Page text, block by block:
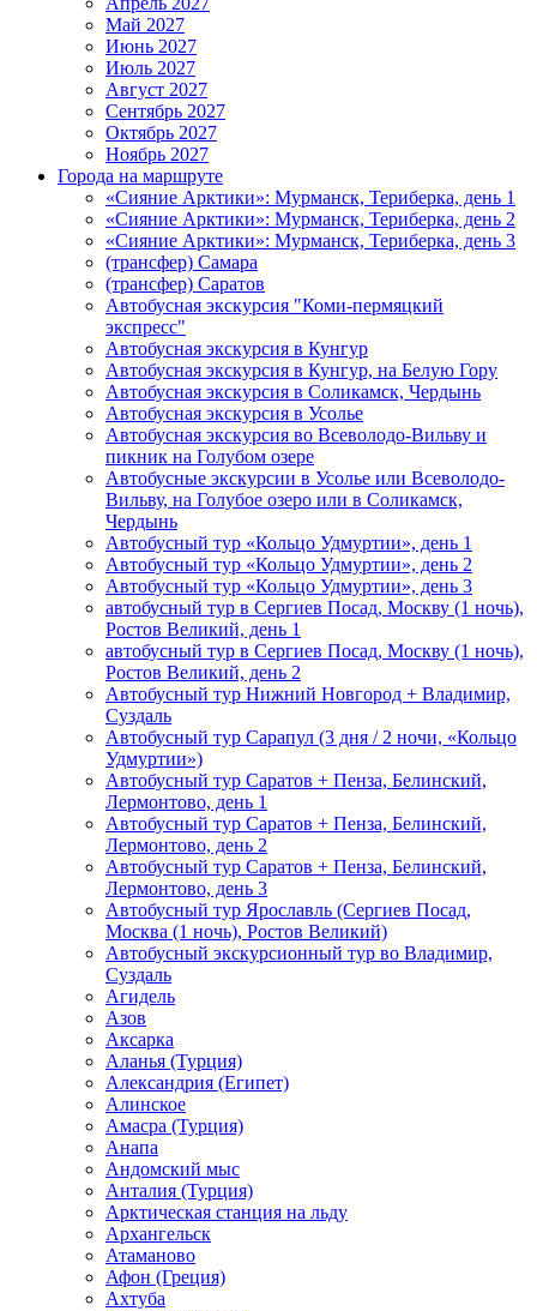
Май 2027
Июнь 2027
Июль 2027
Август 2027
Сентябрь 2027
Октябрь 2027
Ноябрь 2027
Города на маршруте
«Сияние Арктики»: Мурманск, Териберка, день 1
«Сияние Арктики»: Мурманск, Териберка, день 2
«Сияние Арктики»: Мурманск, Териберка, день 3
(трансфер) Самара
(трансфер) Саратов
Автобусная экскурсия "Коми-пермяцкий
экспресс"
Автобусная экскурсия в Кунгур
Автобусная экскурсия в Кунгур, на Белую Гору
Автобусная экскурсия в Соликамск, Чердынь
Автобусная экскурсия в Усолье
Автобусная экскурсия во Всеволодо-Вильву и
пикник на Голубом озере
Автобусные экскурсии в Усолье или Всеволодо-
Вильву, на Голубое озеро или в Соликамск,
Чердынь
Автобусный тур «Кольцо Удмуртии», день 1
Автобусный тур «Кольцо Удмуртии», день 2
Автобусный тур «Кольцо Удмуртии», день 3
автобусный тур в Сергиев Посад, Москву (1 ночь),
Ростов Великий, день 1
автобусный тур в Сергиев Посад, Москву (1 ночь),
Ростов Великий, день 2
Автобусный тур Нижний Новгород + Владимир,
Суздаль
Автобусный тур Сарапул (3 дня / 2 ночи, «Кольцо
Удмуртии»)
Автобусный тур Саратов + Пенза, Белинский,
Лермонтово, день 1
Автобусный тур Саратов + Пенза, Белинский,
Лермонтово, день 2
Автобусный тур Саратов + Пенза, Белинский,
Лермонтово, день 3
Автобусный тур Ярославль (Сергиев Посад,
Москва (1 ночь), Ростов Великий)
Автобусный экскурсионный тур во Владимир,
Суздаль
Агидель
Азов
Аксарка
Аланья (Турция)
Александрия (Египет)
Алинское
Амасра (Турция)
Анапа
Андомский мыс
Анталия (Турция)
Арктическая станция на льду
Архангельск
Атаманово
Афон (Греция)
Ахтуба